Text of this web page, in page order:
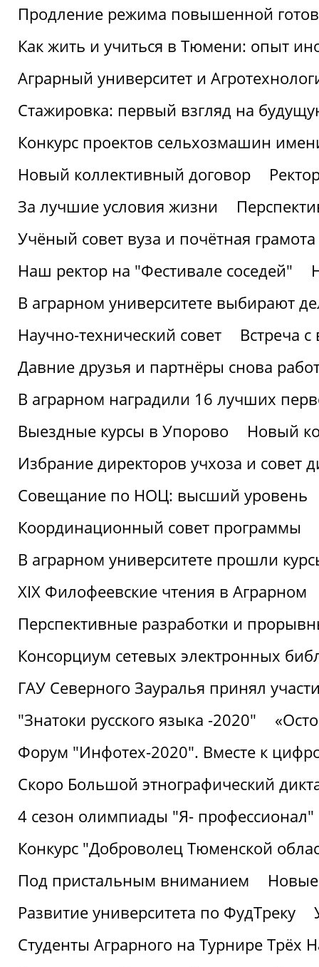
Продление режима повышенной
Как жить и учиться в Тюмени: опыт
Аграрный университет и
Стажировка: первый взгляд на
Конкурс проектов сельхозмашин
Новый коллективный договор
За лучшие условия жизни
Учёный совет вуза и почётная
Наш ректор на "Фестивале соседей"
В аграрном университете выбирают
Научно-технический совет
Встреча
Давние друзья и партнёры снова
В аграрном наградили 16 лучших
Выездные курсы в Упорово
Новый
Избрание директоров учхоза и совет
Совещание по НОЦ: высший уровень
Координационный совет программы
В аграрном университете прошли
XIX Филофеевские чтения в Аграрном
Перспективные разработки и
Консорциум сетевых электронных
ГАУ Северного Зауралья принял
"Знатоки русского языка -2020"
Форум "Инфотех-2020". Вместе к
Скоро Большой этнографический
4 сезон олимпиады "Я- профессионал"
Конкурс "Доброволец Тюменской
Под пристальным вниманием
Развитие университета по ФудТреку
Студенты Аграрного на Турнире Трёх